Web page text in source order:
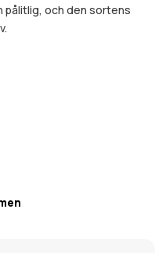
pålitlig, och den sortens